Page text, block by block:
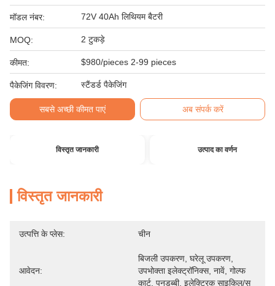
मॉडल नंबर: 72V 40Ah लिथियम बैटरी
MOQ: 2 टुकड़े
कीमत: $980/pieces 2-99 pieces
पैकेजिंग विवरण: स्टैंडर्ड पैकेजिंग
सबसे अच्छी कीमत पाएं अब संपर्क करें
विस्तृत जानकारी उत्पाद का वर्णन
विस्तृत जानकारी
उत्पत्ति के प्लेस: चीन
आवेदन:
बिजली उपकरण, घरेलू उपकरण,
उपभोक्ता इलेक्ट्रॉनिक्स, नावें, गोल्फ
कार्ट, पनडुब्बी, इलेक्ट्रिक साइकिल/स